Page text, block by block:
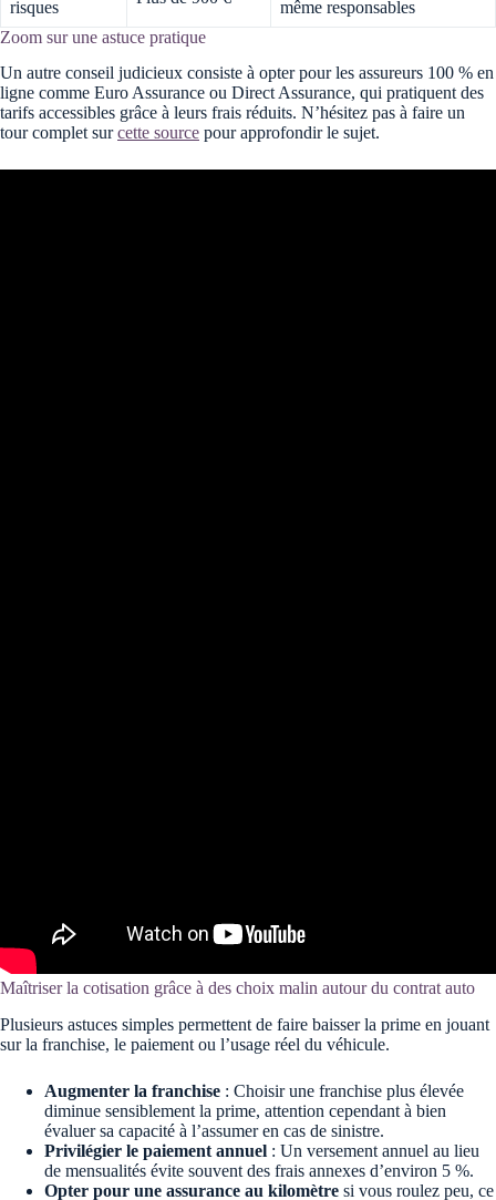
risques
même responsables
Zoom sur une astuce pratique
Un autre conseil judicieux consiste à opter pour les assureurs 100 % en
ligne comme Euro Assurance ou Direct Assurance, qui pratiquent des
tarifs accessibles grâce à leurs frais réduits. N’hésitez pas à faire un
tour complet surcette source pour approfondir le sujet.
Maîtriser la cotisation grâce à des choix malin autour du contrat auto
Plusieurs astuces simples permettent de faire baisser la prime en jouant
sur la franchise, le paiement ou l’usage réel du véhicule.
Augmenter la franchise : Choisir une franchise plus élevée
diminue sensiblement la prime, attention cependant à bien
évaluer sa capacité à l’assumer en cas de sinistre.
Privilégier le paiement annuel : Un versement annuel au lieu
de mensualités évite souvent des frais annexes d’environ 5 %.
Opter pour une assurance au kilomètre si vous roulez peu, ce